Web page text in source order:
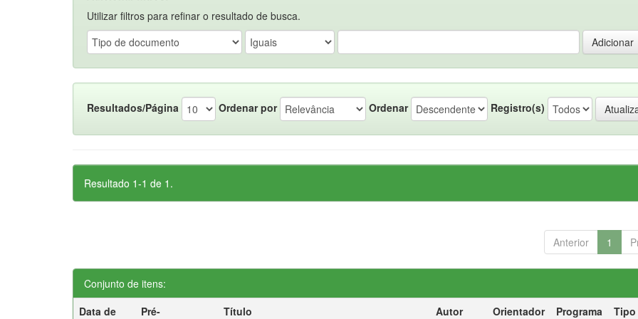
Utilizar filtros para refinar o resultado de busca.
Resultados/Página Ordenar por Ordenar Registro(s)
Resultado 1-1 de 1.
Anterior 1
Conjunto de itens:
Data de
Pré-
Título Autor Orientador Programa
Tipo